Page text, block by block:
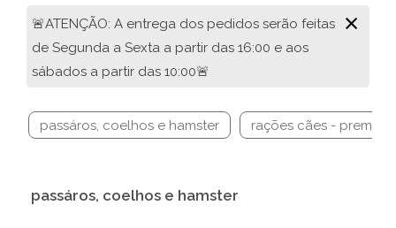
×
🚨ATENÇÃO: A entrega dos pedidos serão feitas
de Segunda a Sexta a partir das 16:00 e aos
sábados a partir das 10:00🚨
passáros, coelhos e hamster rações cães -
passáros, coelhos e hamster